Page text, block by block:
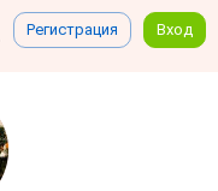
Регистрация Вход